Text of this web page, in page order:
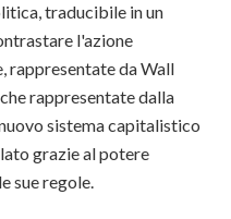
traducibile in un
l'azione
rappresentate da Wall
rappresentate dalla
sistema capitalistico
grazie al potere
sue regole.